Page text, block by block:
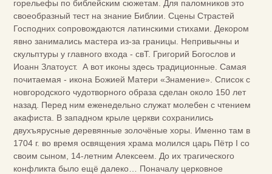
горельефы по биб­лейским сюжетам. Для паломников это
своеобразный тест на знание Библии. Сцены Страстей
Господних сопровождаются латинскими стихами. Декором
явно занимались мастера из-за границы. Непривычны и
скульптуры у главного входа - свТ. Григорий Богослов и
Иоанн Златоуст. А вот иконы здесь традиционные. Самая
почитаемая - икона Божией Матери «Знамение». Список с
новгородского чудотворного образа сделан около 150 лет
назад. Перед ним еженедельно служат молебен с чтением
акафиста. В западном крыле церкви сохранились
двухъярусные деревянные золочёные хоры. Именно там в
1704 г. во время освящения храма молился царь Пётр I со
своим сыном, 14-летним Алексеем. До их трагического
конфликта было ещё далеко… Поначалу церковное